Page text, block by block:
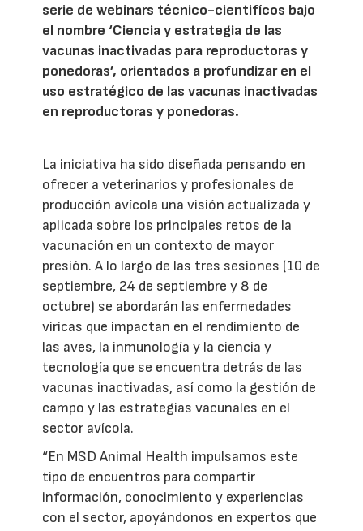
serie de webinars técnico-cientifícos bajo
el nombre ‘Ciencia y estrategia de las
vacunas inactivadas para reproductoras y
ponedoras’, orientados a profundizar en el
uso estratégico de las vacunas inactivadas
en reproductoras y ponedoras.
La iniciativa ha sido diseñada pensando en
ofrecer a veterinarios y profesionales de
producción avícola una visión actualizada y
aplicada sobre los principales retos de la
vacunación en un contexto de mayor
presión. A lo largo de las tres sesiones (10 de
septiembre, 24 de septiembre y 8 de
octubre) se abordarán las enfermedades
víricas que impactan en el rendimiento de
las aves, la inmunología y la ciencia y
tecnología que se encuentra detrás de las
vacunas inactivadas, así como la gestión de
campo y las estrategias vacunales en el
sector avícola.
“En MSD Animal Health impulsamos este
tipo de encuentros para compartir
información, conocimiento y experiencias
con el sector, apoyándonos en expertos que